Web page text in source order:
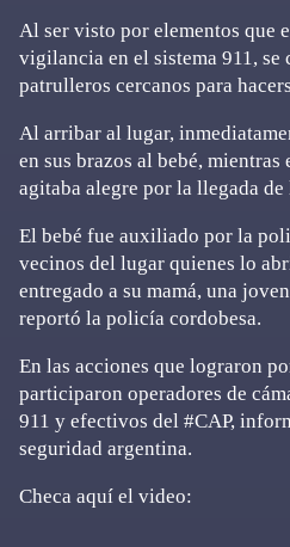
Al ser visto por elementos que
vigilancia en el sistema 911, se
patrulleros cercanos para
Al arribar al lugar,
en sus brazos al bebé,
agitaba alegre por la llegada
El bebé fue auxiliado por la
vecinos del lugar quienes lo
entregado a su mamá, una
reportó la policía cordobesa.
En las acciones que lograron
participaron operadores de
911 y efectivos del #CAP,
seguridad argentina.
Checa aquí el video: